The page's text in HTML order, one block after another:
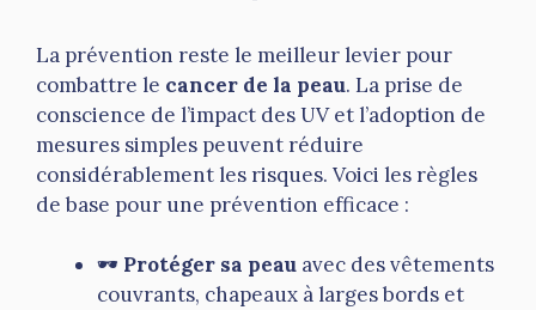
La prévention reste le meilleur levier pour
combattre le cancer de la peau. La prise de
conscience de l’impact des UV et l’adoption de
mesures simples peuvent réduire
considérablement les risques. Voici les règles
de base pour une prévention efficace :
🕶️ Protéger sa peau avec des vêtements
couvrants, chapeaux à larges bords et